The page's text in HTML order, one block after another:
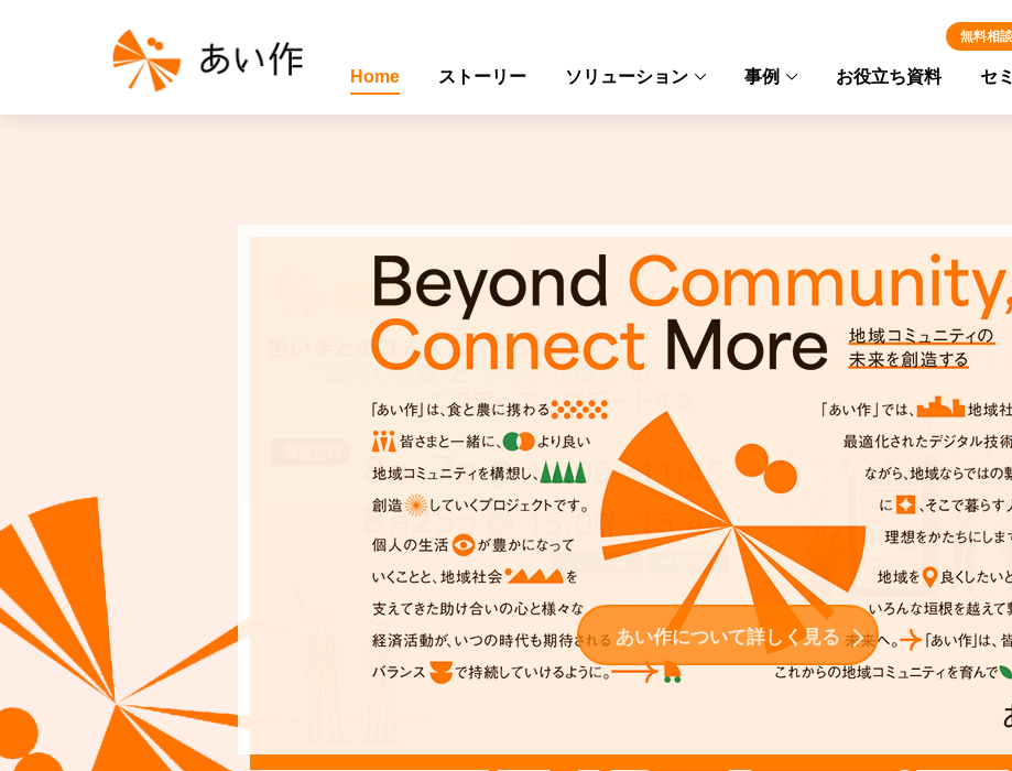
無料相
Home ストーリー ソリューション 事例 お役立ち資料 セ
詳細・お申込み
あい作について詳しく見る
導入事例インタビュー
あい作をご導入頂いている皆様に、
導入目的や導入前の課題、
導入後の効果について伺いました。
詳しく見る
あい作栽培管理活用例
煩雑なJGAP提出書類作成を大幅に効率化し、
契約栽培による所得向上に大きく貢献！
詳しく見る
あい作栽培管理活用例
栽培履歴のデジタル化による業務効率化と
営農指導体制のレベルアップで、
産地力向上への一歩を踏み出す！
詳しく見る
あい作資材受注活用例
「店舗統廃合による組合員接点減少の補完・拡充」
「購買事業の効率化による業務改革の推進」を
一挙に実現！
詳しく見る